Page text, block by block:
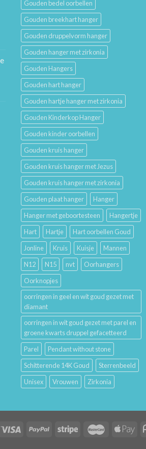
Gouden bedel oorbellen
Gouden breekhart hanger
Gouden druppelvorm hanger
Gouden hanger met zirkonia
Gouden Hangers
Gouden hart hanger
Gouden hartje hanger met zirkonia
Gouden Kinderkop Hanger
Gouden kinder oorbellen
Gouden kruis hanger
Gouden kruis hanger met Jezus
Gouden kruis hanger met zirkonia
Gouden plaat hanger
Hanger
Hanger met geboortesteen
Hangertje
Hart
Hartje
Hart oorbellen Goud
Jonline
Kruis Kuisje
Mannen
N12
N15 nvt
Oorhangers
Oorknopjes
oorringen in geel en wit goud gezet met
diamant
oorringen in wit goud gezet met parel en
groene kwarts druppel gefacetteerd
Parel
Pendant without stone
Schitterende 14K Goud
Sterrenbeeld
Unisex
Vrouwen Zirkonia